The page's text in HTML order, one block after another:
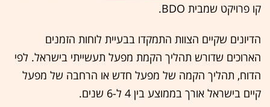
קו פרויקט שמבית BDO.
הדיונים שקיים הצוות התמקדו בבעיית לוחות הזמנים
הארוכים שדורש תהליך הקמת מפעל תעשייתי בישראל. לפי
הדוח, תהליך הקמה של מפעל חדש או הרחבה של מפעל
קיים בישראל אורך בממוצע בין 4 ל-6 שנים.